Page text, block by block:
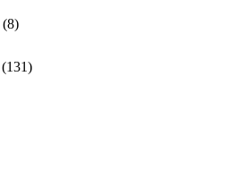
(8)
(131)